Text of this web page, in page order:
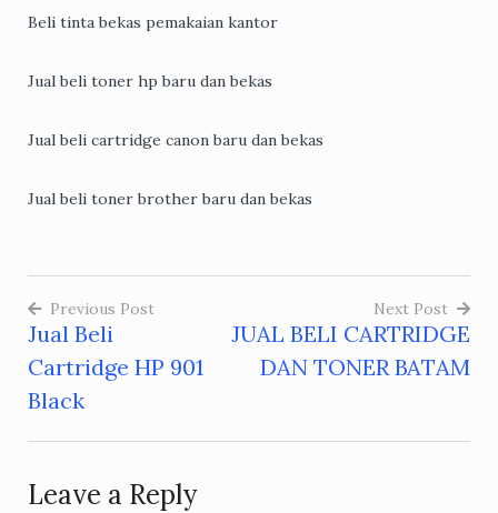
Beli tinta bekas pemakaian kantor
Jual beli toner hp baru dan bekas
Jual beli cartridge canon baru dan bekas
Jual beli toner brother baru dan bekas
Post
navigation
Previous Post
Jual Beli
Cartridge HP 901
Black
Next Post
JUAL BELI CARTRIDGE
DAN TONER BATAM
Leave a Reply